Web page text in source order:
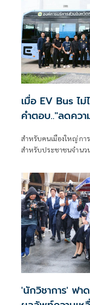
เมื่อ EV Bus ไ
คำตอบ.."ลดควา
สำหรับคนเมืองใหญ่ กา
สำหรับประชาชนจำนว
'นักวิชาการ' ฟ